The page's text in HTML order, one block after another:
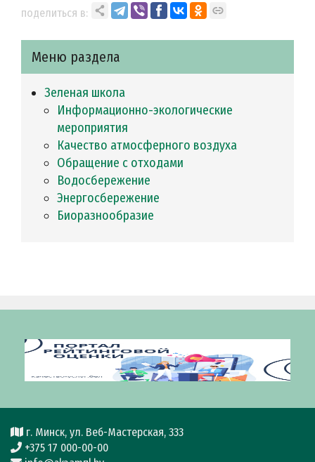
поделиться в:
Меню раздела
Зеленая школа
Информационно-экологические
мероприятия
Качество атмосферного воздуха
Обращение с отходами
Водосбережение
Энергосбережение
Биоразнообразие
г. Минск, ул. Веб-Мастерская, 333
+375 17 000-00-00